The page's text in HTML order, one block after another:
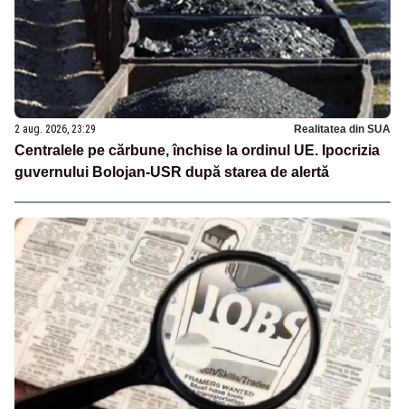
2 aug. 2026, 23:29 Realitatea din SUA
Centralele pe cărbune, închise la ordinul UE. Ipocrizia
guvernului Bolojan-USR după starea de alertă